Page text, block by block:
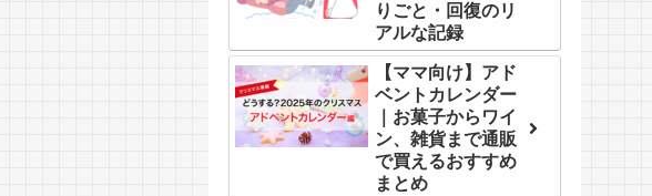
りごと・回復のリ
アルな記録
【ママ向け】アド
ベントカレンダー
｜お菓子からワイ
ン、雑貨まで通販
で買えるおすすめ
まとめ